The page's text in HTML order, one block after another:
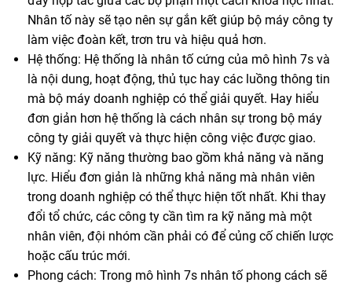
Nhân tố này sẽ tạo nên sự gắn kết giúp bộ máy công ty
làm việc đoàn kết, trơn tru và hiệu quả hơn.
Hệ thống: Hệ thống là nhân tố cứng của mô hình 7s và
là nội dung, hoạt động, thủ tục hay các luồng thông tin
mà bộ máy doanh nghiệp có thể giải quyết. Hay hiểu
đơn giản hơn hệ thống là cách nhân sự trong bộ máy
công ty giải quyết và thực hiện công việc được giao.
Kỹ năng: Kỹ năng thường bao gồm khả năng và năng
lực. Hiểu đơn giản là những khả năng mà nhân viên
trong doanh nghiệp có thể thực hiện tốt nhất. Khi thay
đổi tổ chức, các công ty cần tìm ra kỹ năng mà một
nhân viên, đội nhóm cần phải có để củng cố chiến lược
hoặc cấu trúc mới.
Phong cách: Trong mô hình 7s nhân tố phong cách sẽ